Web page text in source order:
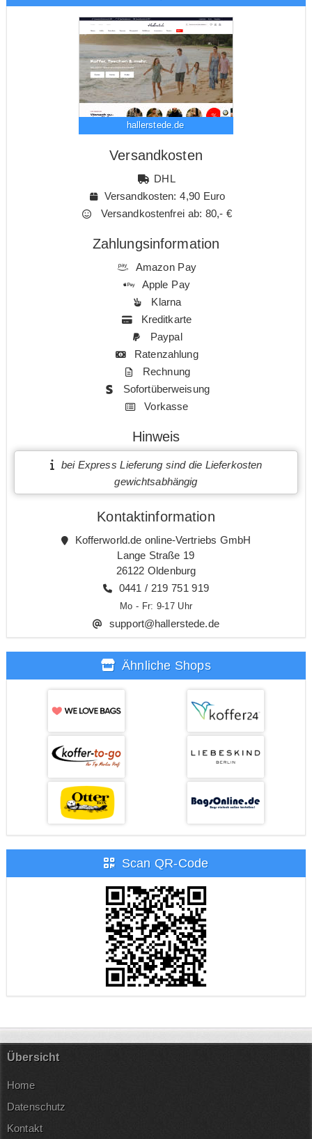
hallerstede.de
Versandkosten
DHL
Versandkosten: 4,90 Euro
Versandkostenfrei ab: 80,- €
Zahlungsinformation
Amazon Pay
Apple Pay
Klarna
Kreditkarte
Paypal
Ratenzahlung
Rechnung
Sofortüberweisung
Vorkasse
Hinweis
bei Express Lieferung sind die Lieferkosten
gewichtsabhängig
Kontaktinformation
Kofferworld.de online-Vertriebs GmbH
Lange Straße 19
26122 Oldenburg
0441 / 219 751 919
Mo - Fr: 9-17 Uhr
support@hallerstede.de
Ähnliche Shops
Scan QR-Code
Übersicht
Home
Datenschutz
Kontakt